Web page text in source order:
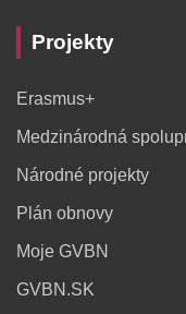
Projekty
Erasmus+
Medzinárodná
Národné projekty
Plán obnovy
Moje GVBN
GVBN.SK